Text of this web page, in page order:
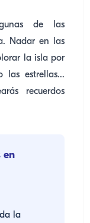
de las
Nadar en las
la isla por
estrellas...
recuerdos
en
la